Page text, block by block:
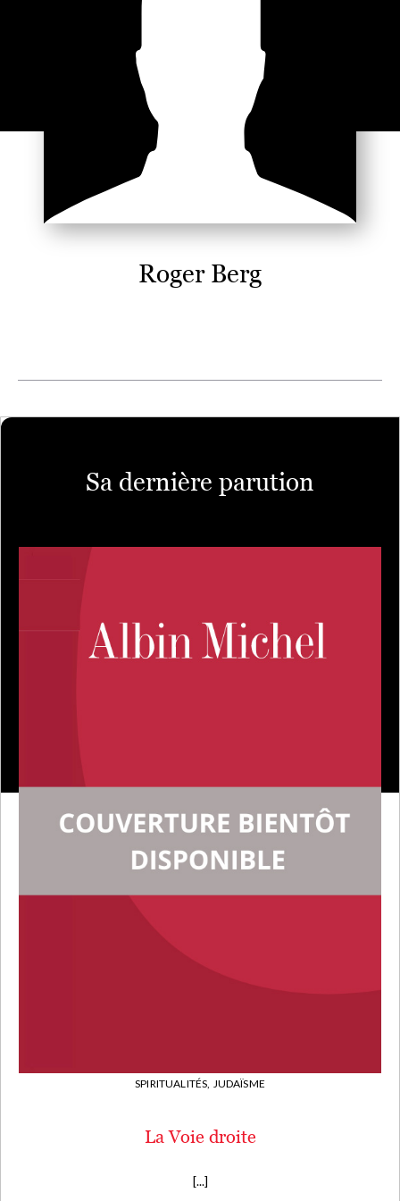
Roger Berg
Sa dernière parution
SPIRITUALITÉS, JUDAÏSME
La Voie droite
[...]